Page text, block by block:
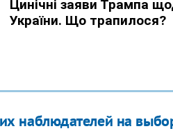
наблюдателей на